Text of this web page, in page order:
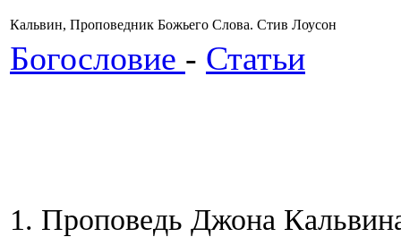
Кальвин, Проповедник Божьего Слова. Стив Лоусон
Богословие - Статьи
1. Проповедь Джона